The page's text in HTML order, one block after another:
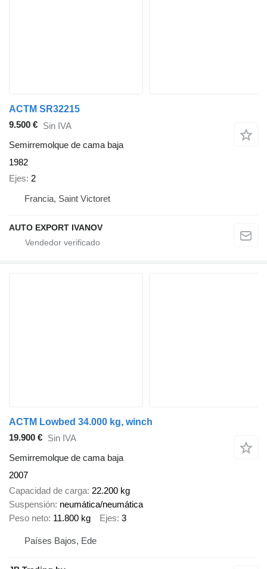
ACTM SR32215
9.500 € Sin IVA
Semirremolque de cama baja
1982
Ejes 2
Francia, Saint Victoret
AUTO EXPORT IVANOV
ACTM Lowbed 34.000 kg, winch
19.900 € Sin IVA
Semirremolque de cama baja
2007
Capacidad de carga 22.200 kg
Suspensión neumática/neumática
Peso neto 11.800 kg Ejes 3
Países Bajos, Ede